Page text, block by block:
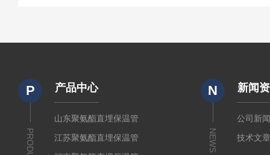
P 产品中心
山东聚氨酯直埋保温管
江苏聚氨酯直埋保温管
N
NEWS
新闻
公司新
技术文